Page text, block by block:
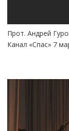
Прот. Андрей
Канал «Спас» 7